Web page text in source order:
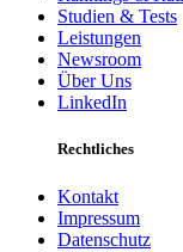
Studien & Tests
Leistungen
Newsroom
Über Uns
LinkedIn
Rechtliches
Kontakt
Impressum
Datenschutz